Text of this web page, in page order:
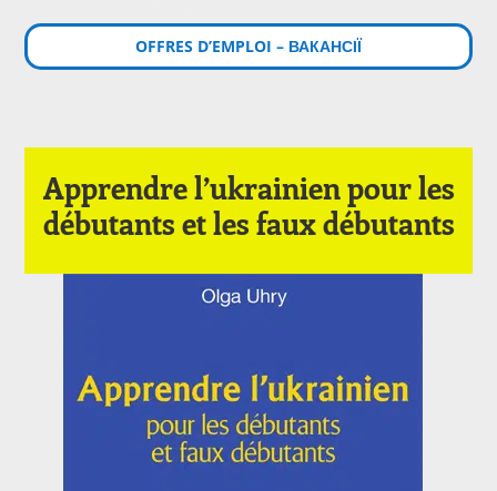
OFFRES D’EMPLOI – ВАКАНСІЇ
Apprendre l’ukrainien pour les
débutants et les faux débutants